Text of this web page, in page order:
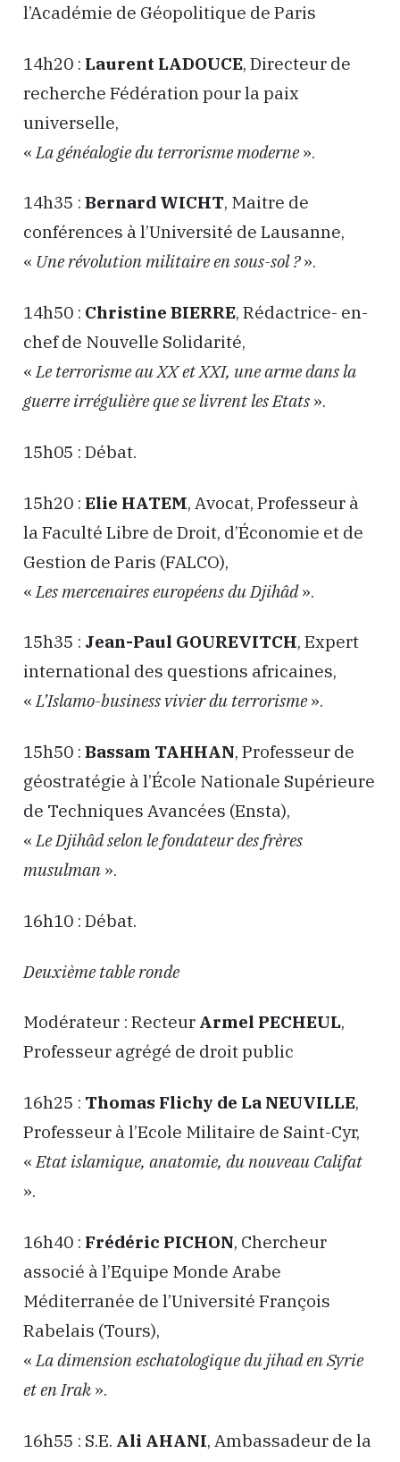
l’Académie de Géopolitique de Paris
14h20 : Laurent LADOUCE, Directeur de
recherche Fédération pour la paix
universelle,
« La généalogie du terrorisme moderne ».
14h35 : Bernard WICHT, Maitre de
conférences à l’Université de Lausanne,
« Une révolution militaire en sous-sol ?».
14h50 : Christine BIERRE, Rédactrice- en-
chef de Nouvelle Solidarité,
«Le terrorisme au XX et XXI, une arme dans la
guerre irrégulière que se livrent les Etats ».
15h05 : Débat.
15h20 : Elie HATEM, Avocat, Professeur à
la Faculté Libre de Droit, d’Économie et de
Gestion de Paris (FALCO),
« Les mercenaires européens du Djihâd».
15h35 : Jean-Paul GOUREVITCH, Expert
international des questions africaines,
«L’Islamo-business vivier du terrorisme ».
15h50 : Bassam TAHHAN, Professeur de
géostratégie à l’École Nationale Supérieure
de Techniques Avancées (Ensta),
«Le Djihâd selon le fondateur des frères
musulman ».
16h10 : Débat.
Deuxième table ronde
Modérateur : Recteur Armel PECHEUL,
Professeur agrégé de droit public
16h25 : Thomas Flichy de La NEUVILLE,
Professeur à l’Ecole Militaire de Saint-Cyr,
«Etat islamique, anatomie, du nouveau Califat
».
16h40 : Frédéric PICHON, Chercheur
associé à l’Equipe Monde Arabe
Méditerranée de l’Université François
Rabelais (Tours),
« La dimension eschatologique du jihad en Syrie
et en Irak ».
16h55 : S.E. Ali AHANI, Ambassadeur de la